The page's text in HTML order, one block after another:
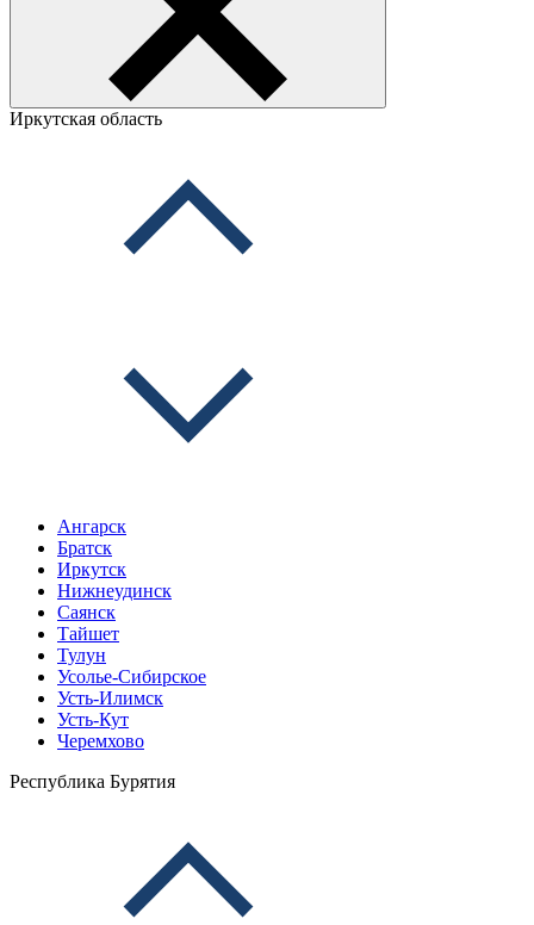
Иркутская область
Ангарск
Братск
Иркутск
Нижнеудинск
Саянск
Тайшет
Тулун
Усолье-Сибирское
Усть-Илимск
Усть-Кут
Черемхово
Республика Бурятия